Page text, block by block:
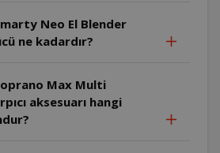
Neo El Blender
ne kadardır?
Max Multi
aksesuarı hangi